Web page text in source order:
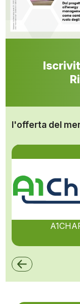
l'offerta del